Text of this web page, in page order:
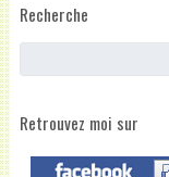
Recherche
Retrouvez moi sur